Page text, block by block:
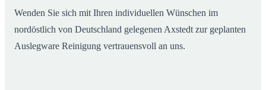
Wenden Sie sich mit Ihren individuellen Wünschen im
nordöstlich von Deutschland gelegenen Axstedt zur geplanten
Auslegware Reinigung vertrauensvoll an uns.